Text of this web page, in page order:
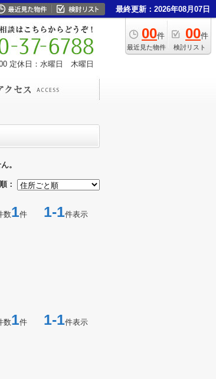
最終更新：2026年08月07日
00件
最近見た物件
00件
検討リスト
定休日：水曜日 木曜日
。
：
数1件 1-1件表示
数1件 1-1件表示